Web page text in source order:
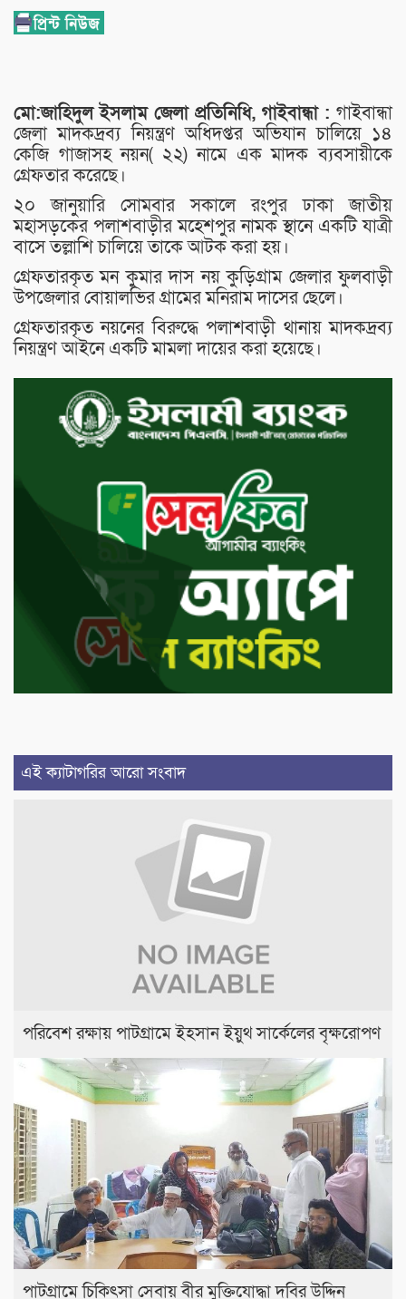
মো:জাহিদুল ইসলাম জেলা প্রতিনিধি, গাইবান্ধা : গাইবান্ধা
জেলা মাদকদ্রব্য নিয়ন্ত্রণ অধিদপ্তর অভিযান চালিয়ে ১৪
কেজি গাজাসহ নয়ন( ২২) নামে এক মাদক ব্যবসায়ীকে
গ্রেফতার করেছে।
২০ জানুয়ারি সোমবার সকালে রংপুর ঢাকা জাতীয়
মহাসড়কের পলাশবাড়ীর মহেশপুর নামক স্থানে একটি যাত্রী
বাসে তল্লাশি চালিয়ে তাকে আটক করা হয়।
গ্রেফতারকৃত মন কুমার দাস নয় কুড়িগ্রাম জেলার ফুলবাড়ী
উপজেলার বোয়ালভির গ্রামের মনিরাম দাসের ছেলে।
গ্রেফতারকৃত নয়নের বিরুদ্ধে পলাশবাড়ী থানায় মাদকদ্রব্য
নিয়ন্ত্রণ আইনে একটি মামলা দায়ের করা হয়েছে।
এই ক্যাটাগরির আরো সংবাদ
পরিবেশ রক্ষায় পাটগ্রামে ইহসান ইয়ুথ সার্কেলের বৃক্ষরোপণ
পাটগ্রামে চিকিৎসা সেবায় বীর মুক্তিযোদ্ধা দবির উদ্দিন